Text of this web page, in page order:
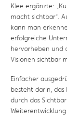
Klee ergänzte:
macht sichtbar“.
kann man
erfolgreiche
hervorheben und
Visionen sichtbar
Einfacher
besteht darin, das
durch das